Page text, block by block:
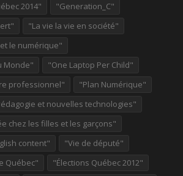
2014"
"Generation_C"
"La vie la vie en société"
le numérique"
Monde"
"One Laptop Per Child"
professionnel"
"Plan Numérique"
et nouvelles technologies"
chez les filles et les garçons"
content"
"Vie de député"
Québec"
"Élections Québec 2012"